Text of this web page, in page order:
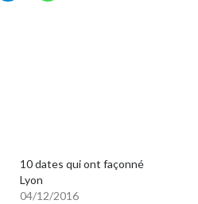
10 dates qui ont façonné
Lyon
04/12/2016